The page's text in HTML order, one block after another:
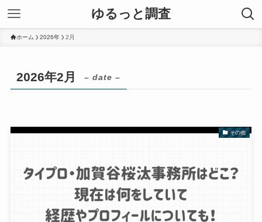
ゆるっと調査
ホーム 2026年 2月
2026年2月 – date –
その他